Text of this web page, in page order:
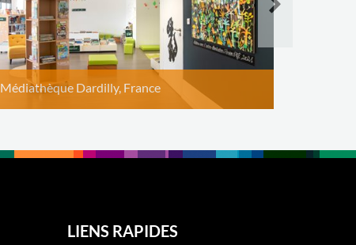
Médiathèque Dardilly, France
LIENS RAPIDES